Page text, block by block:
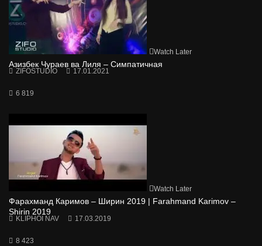
Watch Later
Азизбек Чураев ва Лиля – Симпатичная
ZIFOSTUDIO 17.01.2021
6 819
Watch Later
Фарахманд Каримов – Ширин 2019 | Farahmand Karimov –
Shirin 2019
KLIPHOI NAV 17.03.2019
8 423